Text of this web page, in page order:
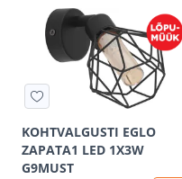
KOHTVALGUSTI EGLO
ZAPATA1 LED 1X3W
G9MUST